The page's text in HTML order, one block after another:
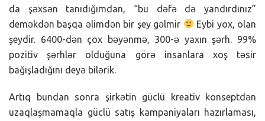
da şəxsən tanıdığımdan, “bu dəfə də yandırdınız”
deməkdən başqa əlimdən bir şey gəlmir
Eybi yox, olan
şeydir. 6400-dən çox bəyənmə, 300-ə yaxın şərh. 99%
pozitiv şərhlər olduğuna görə insanlara xoş təsir
bağışladığını deyə bilərik.
Artıq bundan sonra şirkətin güclü kreativ konseptdən
uzaqlaşmamaqla güclü satış kampaniyaları hazırlaması,